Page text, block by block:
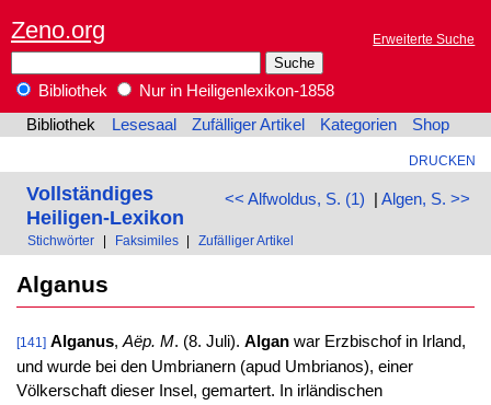
Zeno.org Erweiterte Suche
Bibliothek
Nur in Heiligenlexikon-1858
Bibliothek
Lesesaal Zufälliger Artikel Kategorien Shop
DRUCKEN
<< Alfwoldus, S. (1) | Algen, S. >>
Vollständiges
Heiligen-Lexikon
Stichwörter Faksimiles Zufälliger Artikel
Alganus
[141] Alganus,Aëp. M. (8. Juli). Alganwar Erzbischof in Irland,
und wurde bei den Umbrianern (apud Umbrianos), einer
Völkerschaft dieser Insel, gemartert. In irländischen